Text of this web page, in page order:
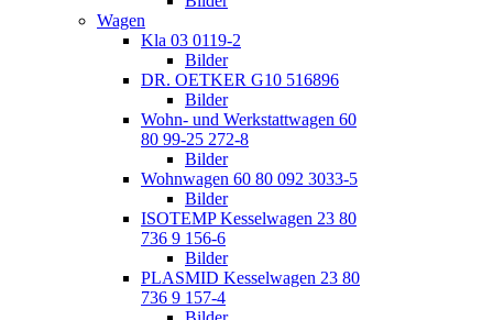
Wagen
Kla 03 0119-2
Bilder
DR. OETKER G10 516896
Bilder
Wohn- und Werkstattwagen 60
80 99-25 272-8
Bilder
Wohnwagen 60 80 092 3033-5
Bilder
ISOTEMP Kesselwagen 23 80
736 9 156-6
Bilder
PLASMID Kesselwagen 23 80
736 9 157-4